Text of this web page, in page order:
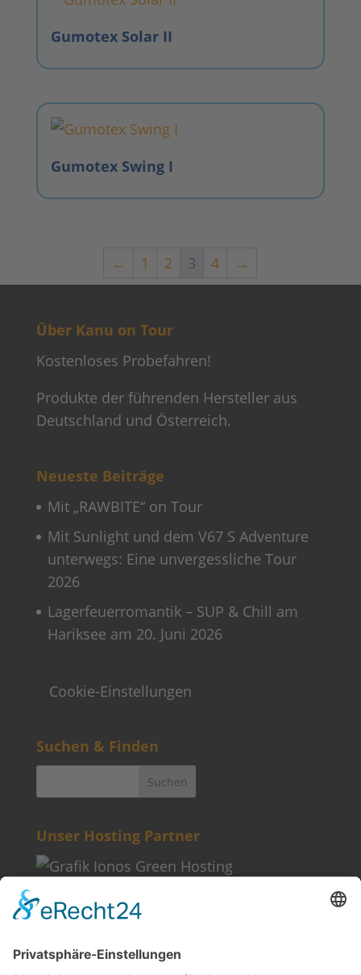
Gumotex Solar II
Gumotex Swing I
← 1 2 3 4 →
Über Kanu on Tour
Kostenloses Probefahren!
Produkte der führenden Hersteller aus
Deutschland und Österreich.
Neueste Beiträge
Mit „RAWBITE“ on Tour
Mit Sunlight und dem V67 S Adventure
unterwegs: Eine unvergessliche Tour
2026
Lagerfeuerromantik – SUP & Chill am
Hariksee am 20. Juni 2026
Cookie-Einstellungen
Suchen & Finden
Unser Hosting Partner
Weitere Informationen
Kontakt